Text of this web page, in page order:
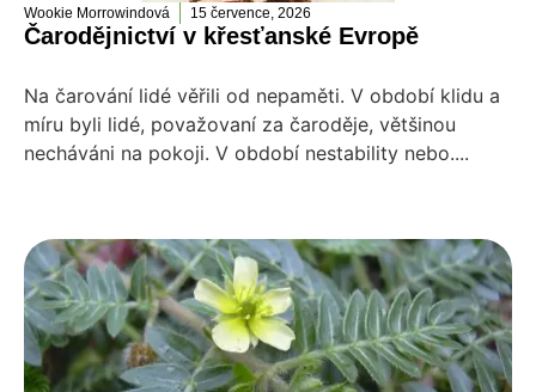
Wookie Morrowindová 15 července, 2026
Čarodějnictví v křesťanské Evropě
Na čarování lidé věřili od nepaměti. V období klidu a
míru byli lidé, považovaní za čaroděje, většinou
necháváni na pokoji. V období nestability nebo....